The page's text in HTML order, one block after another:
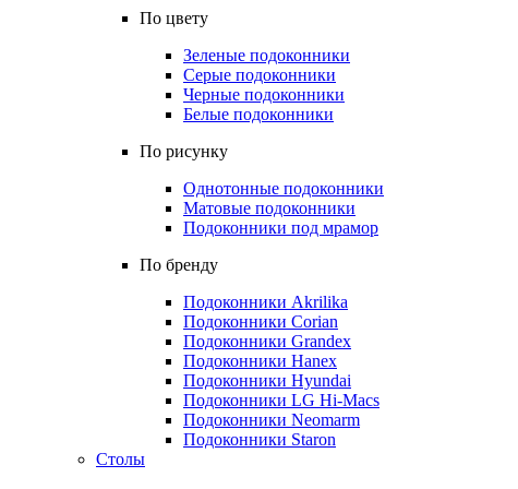
По цвету
Зеленые подоконники
Серые подоконники
Черные подоконники
Белые подоконники
По рисунку
Однотонные подоконники
Матовые подоконники
Подоконники под мрамор
По бренду
Подоконники Akrilika
Подоконники Corian
Подоконники Grandex
Подоконники Hanex
Подоконники Hyundai
Подоконники LG Hi-Macs
Подоконники Neomarm
Подоконники Staron
Столы